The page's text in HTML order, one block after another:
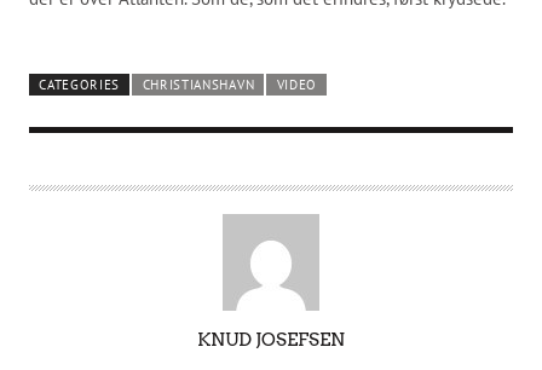
CATEGORIES CHRISTIANSHAVN VIDEO
KNUD JOSEFSEN